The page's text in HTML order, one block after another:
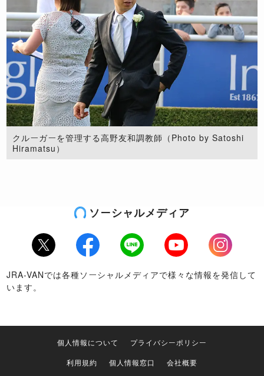
クルーガーを管理する高野友和調教師（Photo by Satoshi
Hiramatsu）
ソーシャルメディア
Twitter Facebook LINE Youtube
Instagram
JRA-VANでは各種ソーシャルメディアで様々な情報を発信して
います。
個人情報について
プライバシーポリシー
利用規約
個人情報窓口 会社概要